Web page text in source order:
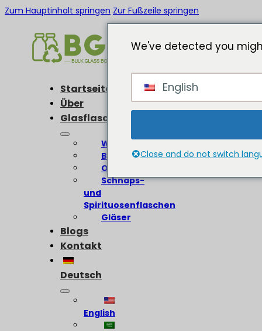
Zum Hauptinhalt springen Zur Fußzeile springen
Startseite
Über
Glasflaschen
Weinflaschen
Bierflaschen
Olivenölflaschen
Schnaps-
und
Spirituosenflaschen
Gläser
Blogs
Kontakt
Deutsch
English
We've detected you
English
Close and do not switch